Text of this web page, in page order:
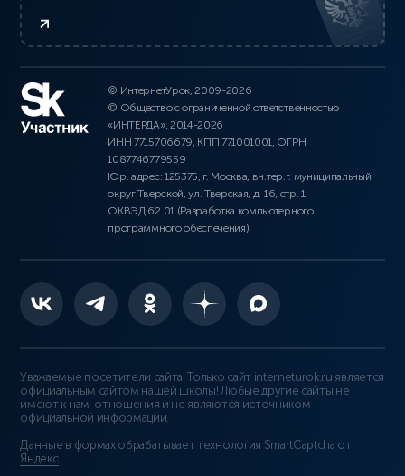
© ИнтернетУрок, 2009-2026
© Общество с ограниченной ответственностью
«ИНТЕРДА», 2014-2026
ИНН 7715706679, КПП 771001001, ОГРН
1087746779559
Юр. адрес: 125375, г. Москва, вн.тер.г. муниципальный
округ Тверской, ул. Тверская, д. 16, стр. 1
ОКВЭД 62.01 (Разработка компьютерного
программного обеспечения)
Уважаемые посетители сайта! Только сайт interneturok.ru является
официальным сайтом нашей школы! Любые другие сайты не
имеют к нам отношения и не являются источником
официальной информации.
Данные в формах обрабатывает технология SmartCaptcha от
Яндекс